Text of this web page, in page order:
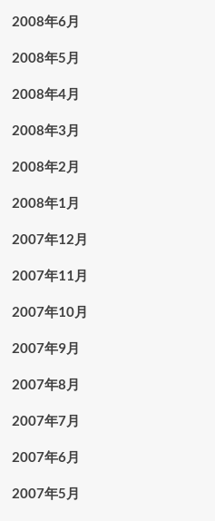
2008年6月
2008年5月
2008年4月
2008年3月
2008年2月
2008年1月
2007年12月
2007年11月
2007年10月
2007年9月
2007年8月
2007年7月
2007年6月
2007年5月